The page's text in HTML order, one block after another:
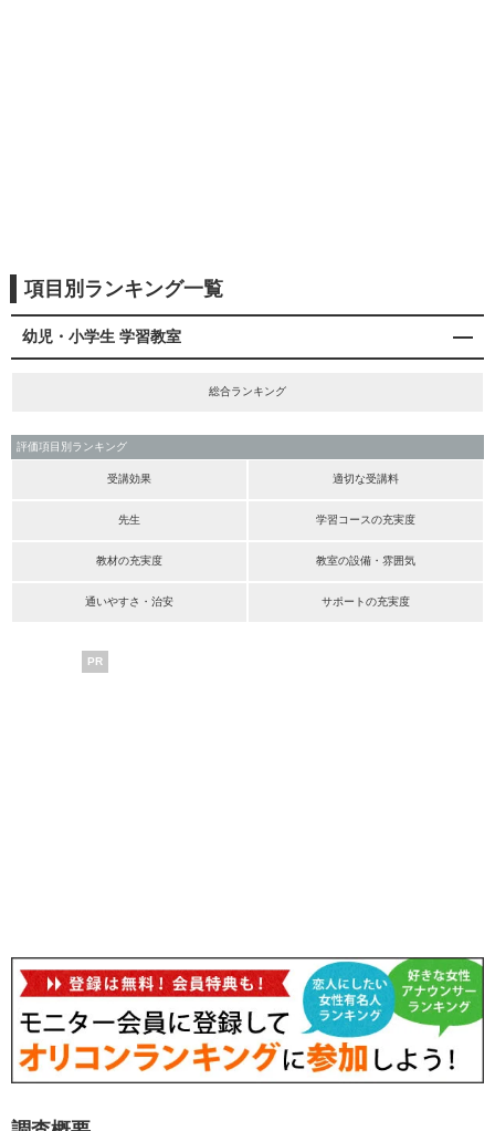
項目別ランキング一覧
幼児・小学生 学習教室
総合ランキング
評価項目別ランキング
受講効果 適切な受講料
先生 学習コースの充実度
教材の充実度 教室の設備・雰囲気
通いやすさ・治安 サポートの充実度
PR